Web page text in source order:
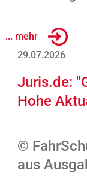
... mehr
29.07.2026
Juris.de:
Hohe
©
aus